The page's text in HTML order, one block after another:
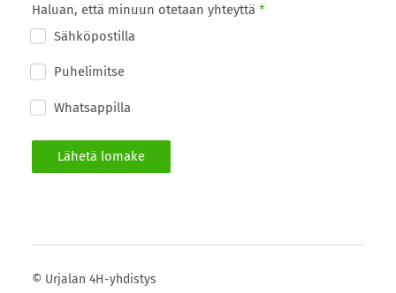
Haluan, että minuun otetaan yhteyttä *
Sähköpostilla
Puhelimitse
Whatsappilla
Lähetä lomake
© Urjalan 4H-yhdistys